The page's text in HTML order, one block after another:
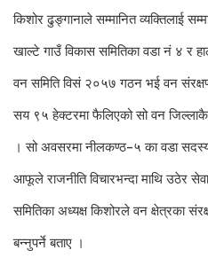
किशोर ढुङ्गानाले सम्मानित व्यक्तिलाई
खाल्टे गाउँ विकास समितिका वडा नं ४ र
वन समिति विसं २०५७ गठन भई वन
सय ९५ हेक्टरमा फैलिएको सो वन
। सो अवसरमा नीलकण्ठ–५ का वडा सदस्य
आफूले राजनीति विचारभन्दा माथि उठेर
समितिका अध्यक्ष किशोरले वन क्षेत्रका
बन्नुपर्ने बताए ।